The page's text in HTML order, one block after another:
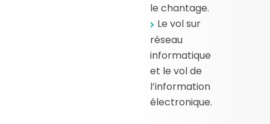
le chantage.
Le vol sur
réseau
informatique
et le vol de
l’information
électronique.